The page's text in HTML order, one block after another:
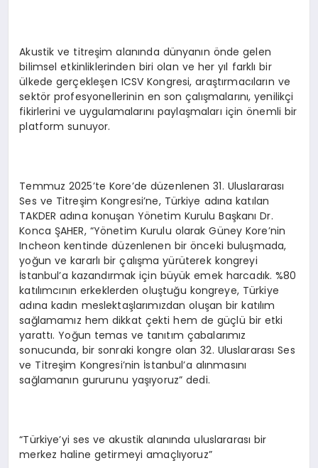
Akustik ve titreşim alanında dünyanın önde gelen
bilimsel etkinliklerinden biri olan ve her yıl farklı bir
ülkede gerçekleşen ICSV Kongresi, araştırmacıların ve
sektör profesyonellerinin en son çalışmalarını, yenilikçi
fikirlerini ve uygulamalarını paylaşmaları için önemli bir
platform sunuyor.
Temmuz 2025’te Kore’de düzenlenen 31. Uluslararası
Ses ve Titreşim Kongresi’ne, Türkiye adına katılan
TAKDER adına konuşan Yönetim Kurulu Başkanı Dr.
Konca ŞAHER, “Yönetim Kurulu olarak Güney Kore’nin
Incheon kentinde düzenlenen bir önceki buluşmada,
yoğun ve kararlı bir çalışma yürüterek kongreyi
İstanbul’a kazandırmak için büyük emek harcadık. %80
katılımcının erkeklerden oluştuğu kongreye, Türkiye
adına kadın meslektaşlarımızdan oluşan bir katılım
sağlamamız hem dikkat çekti hem de güçlü bir etki
yarattı. Yoğun temas ve tanıtım çabalarımız
sonucunda, bir sonraki kongre olan 32. Uluslararası Ses
ve Titreşim Kongresi’nin İstanbul’a alınmasını
sağlamanın gururunu yaşıyoruz” dedi.
“Türkiye’yi ses ve akustik alanında uluslararası bir
merkez haline getirmeyi amaçlıyoruz”